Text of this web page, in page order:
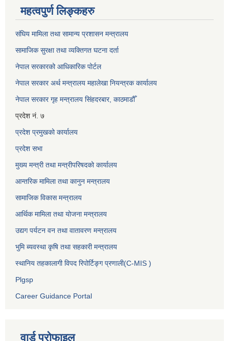
महत्वपुर्ण लिङ्कहरु
संघिय मामिला तथा सामान्य प्रशासन मन्त्रालय
सामाजिक सुरक्षा तथा व्यक्तिगत घटना दर्ता
नेपाल सरकारको आधिकारिक पोर्टल
नेपाल सरकार अर्थ मन्त्रालय महालेखा नियन्त्रक कार्यालय
नेपाल सरकार गृह मन्त्रालय सिंहदरबार, काठमाडौँ
प्रदेश नं. ७
प्रदेश प्रमुखको कार्यालय
प्रदेश सभा
मुख्य मन्त्री तथा मन्त्रीपरिषदको कार्यालय
आन्तरिक मामिला तथा कानुन मन्त्रालय
सामाजिक विकास मन्त्रालय
आर्थिक मामिला तथा योजना मन्त्रालय
उद्यग पर्यटन वन तथा वातावरण मन्त्रालय
भुमि ब्यवस्था कृषि तथा सहकारी मन्त्रालय
स्थानिय तहकालागी विपद रिपोर्टिङ्ग प्रणाली(C-MIS )
Plgsp
Career Guidance Portal
वार्ड प्रोफाइल